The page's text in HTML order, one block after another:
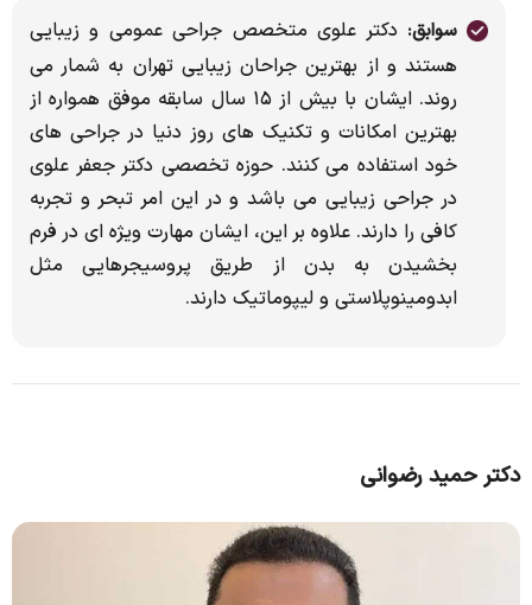
سوابق: دکتر علوی متخصص جراحی عمومی و زیبایی
هستند و از بهترین جراحان زیبایی تهران به شمار می
روند. ایشان با بیش از ۱۵ سال سابقه موفق همواره از
بهترین امکانات و تکنیک های روز دنیا در جراحی های
خود استفاده می کنند. حوزه تخصصی دکتر جعفر علوی
در جراحی زیبایی می باشد و در این امر تبحر و تجربه
کافی را دارند. علاوه بر این، ایشان مهارت ویژه ای در فرم
بخشیدن به بدن از طریق پروسیجرهایی مثل
ابدومینوپلاستی و لیپوماتیک دارند.
دکتر حمید رضوانی